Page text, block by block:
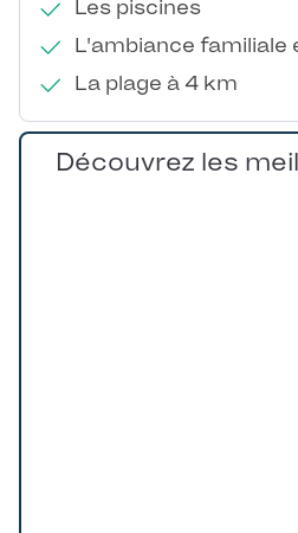
Les piscines
L'ambiance familiale
La plage à 4 km
Découvrez les